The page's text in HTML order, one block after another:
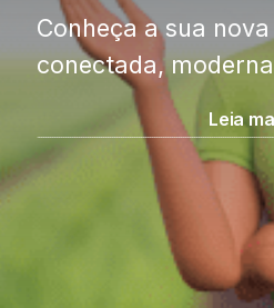
Conheça a sua
conectada,
Leia